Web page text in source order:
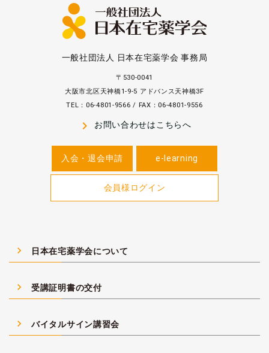
一般社団法人 日本在宅薬学会 事務局
〒530-0041
大阪市北区天神橋1-9-5 アドバンス天神橋3F
TEL：06-4801-9566 / FAX：06-4801-9556
navigate_next お問い合わせはこちらへ
入会・退会申請 e-learning
会員様ログイン
navigate_next 日本在宅薬学会について
navigate_next 受講証明書の交付
navigate_next バイタルサイン講習会